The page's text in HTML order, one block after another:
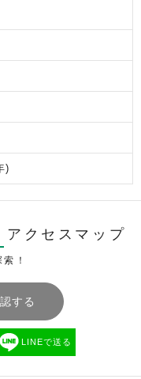
)
アクセスマップ
！
する
LINEで送る